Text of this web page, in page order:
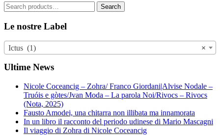
Search
for:
Search
Le nostre Label
×
Ictus (1)
Ultime News
Nicole Coceancig – Zohra/ Franco Giordani|Alvise Nodale –
Truóis e gòtes/Jvan Moda – La parola Noi/Rivocs – Rivocs
(Nota, 2025)
Fausto Amodei, una chitarra non illibata ma innamorata
In un libro il racconto del periodo udinese di Mario Mascagni
Il viaggio di Zohra di Nicole Coceancig